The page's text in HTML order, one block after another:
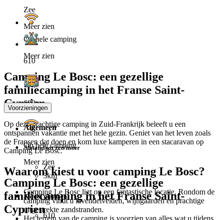
Op hele camping
Meer zien
Camping Le Bosc: een gezellige
familiecamping in het Franse Saint-
Cyprien
Op deze prachtige camping in Zuid-Frankrijk beleeft u een
ontspannen vakantie met het hele gezin. Geniet van het leven zoals
de Fransen dat doen en kom luxe kamperen in een stacaravan op
Camping Le Bosc.
Waarom kiest u voor camping Le Bosc?
Camping Le Bosc ligt op een fantastische locatie. Rondom de
camping vindt u lavendelvelden, wijngaarden en prachtige
uitgestrekte zandstranden.
Zee
Meer zien
610
600m
Op hele camping
Meer zien
Camping Le Bosc: een gezellige
familiecamping in het Franse Saint-
Cyprien
Voorzieningen
Algemeen
Afstand tot zee/meer
Zee
3km
Aantal plaatsen
610